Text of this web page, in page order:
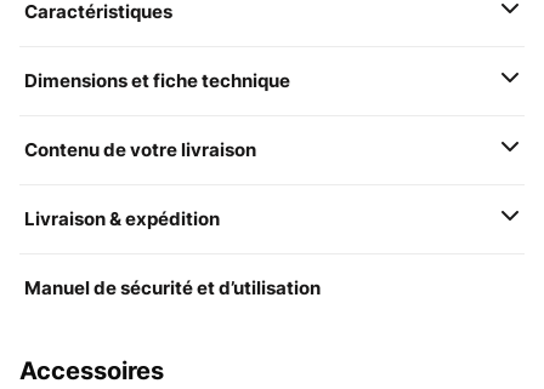
Caractéristiques
Dimensions et fiche technique
Contenu de votre livraison
Livraison & expédition
Manuel de sécurité et d’utilisation
Accessoires